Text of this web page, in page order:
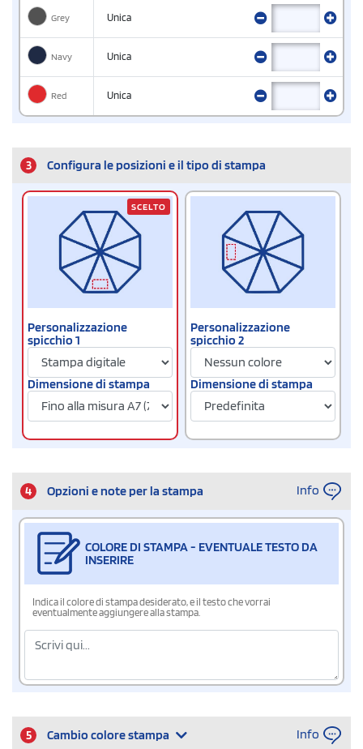
Grey Unica
Navy Unica
Red Unica
3 Configura le posizioni e il tipo di stampa
Personalizzazione
spicchio 1
Dimensione di stampa
SCELTO
Personalizzazione
spicchio 2
Dimensione di stampa
4 Opzioni e note per la stampa Info
COLORE DI STAMPA - EVENTUALE TESTO DA
INSERIRE
Indica il colore di stampa desiderato, e il testo che vorrai
eventualmente aggiungere alla stampa.
5 Cambio colore stampa Info